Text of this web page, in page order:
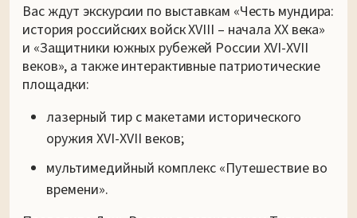
Вас ждут экскурсии по выставкам «Честь мундира:
история российских войск XVIII – начала XX века»
и «Защитники южных рубежей России XVI-XVII
веков», а также интерактивные патриотические
площадки:
лазерный тир с макетами исторического
оружия XVI-XVII веков;
мультимедийный комплекс «Путешествие во
времени».